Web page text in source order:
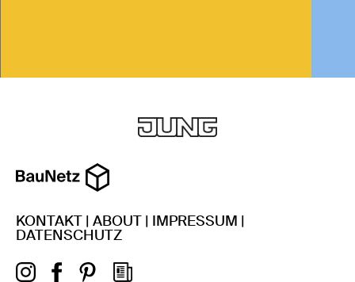
KONTAKT | ABOUT | IMPRESSUM |
DATENSCHUTZ